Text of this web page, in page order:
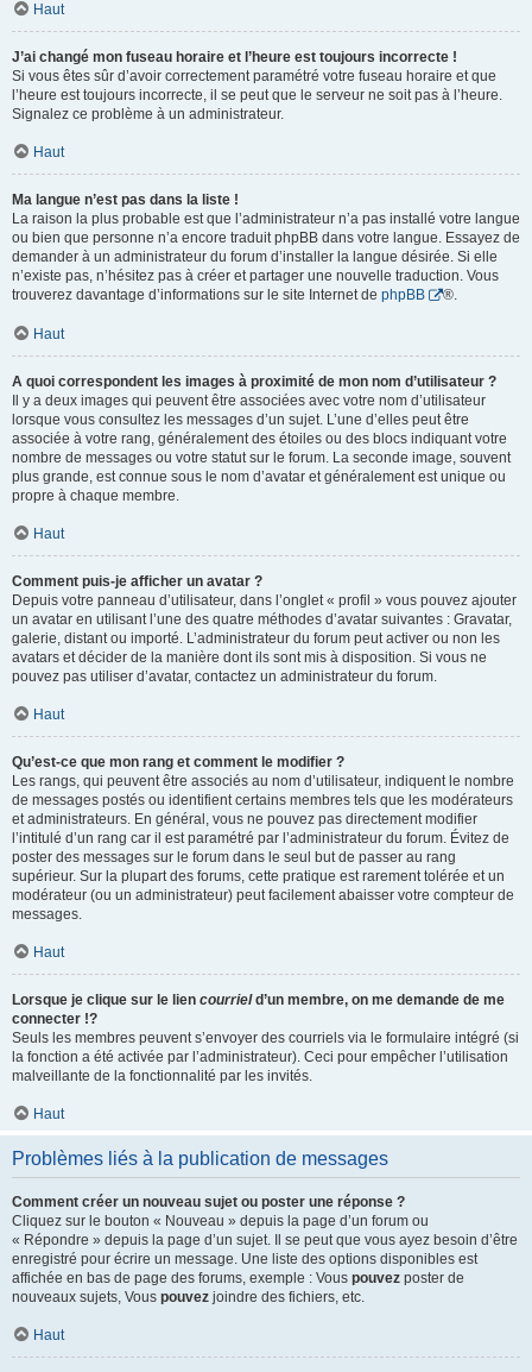
Haut
J’ai changé mon fuseau horaire et l’heure est toujours incorrecte !
Si vous êtes sûr d’avoir correctement paramétré votre fuseau horaire et que
l’heure est toujours incorrecte, il se peut que le serveur ne soit pas à l’heure.
Signalez ce problème à un administrateur.
Haut
Ma langue n’est pas dans la liste !
La raison la plus probable est que l’administrateur n’a pas installé votre langue
ou bien que personne n’a encore traduit phpBB dans votre langue. Essayez de
demander à un administrateur du forum d’installer la langue désirée. Si elle
n’existe pas, n’hésitez pas à créer et partager une nouvelle traduction. Vous
trouverez davantage d’informations sur le site Internet de phpBB ®.
Haut
A quoi correspondent les images à proximité de mon nom d’utilisateur ?
Il y a deux images qui peuvent être associées avec votre nom d’utilisateur
lorsque vous consultez les messages d’un sujet. L’une d’elles peut être
associée à votre rang, généralement des étoiles ou des blocs indiquant votre
nombre de messages ou votre statut sur le forum. La seconde image, souvent
plus grande, est connue sous le nom d’avatar et généralement est unique ou
propre à chaque membre.
Haut
Comment puis-je afficher un avatar ?
Depuis votre panneau d’utilisateur, dans l’onglet « profil » vous pouvez ajouter
un avatar en utilisant l’une des quatre méthodes d’avatar suivantes : Gravatar,
galerie, distant ou importé. L’administrateur du forum peut activer ou non les
avatars et décider de la manière dont ils sont mis à disposition. Si vous ne
pouvez pas utiliser d’avatar, contactez un administrateur du forum.
Haut
Qu’est-ce que mon rang et comment le modifier ?
Les rangs, qui peuvent être associés au nom d’utilisateur, indiquent le nombre
de messages postés ou identifient certains membres tels que les modérateurs
et administrateurs. En général, vous ne pouvez pas directement modifier
l’intitulé d’un rang car il est paramétré par l’administrateur du forum. Évitez de
poster des messages sur le forum dans le seul but de passer au rang
supérieur. Sur la plupart des forums, cette pratique est rarement tolérée et un
modérateur (ou un administrateur) peut facilement abaisser votre compteur de
messages.
Haut
Lorsque je clique sur le lien courrield’un membre, on me demande de me
connecter !?
Seuls les membres peuvent s’envoyer des courriels via le formulaire intégré (si
la fonction a été activée par l’administrateur). Ceci pour empêcher l’utilisation
malveillante de la fonctionnalité par les invités.
Haut
Problèmes liés à la publication de messages
Comment créer un nouveau sujet ou poster une réponse ?
Cliquez sur le bouton « Nouveau » depuis la page d’un forum ou
« Répondre » depuis la page d’un sujet. Il se peut que vous ayez besoin d’être
enregistré pour écrire un message. Une liste des options disponibles est
affichée en bas de page des forums, exemple : Vous pouvez poster de
nouveaux sujets, Vous pouvez joindre des fichiers, etc.
Haut